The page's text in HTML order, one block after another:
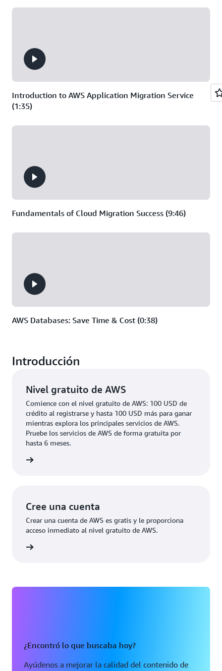
convertir sus
Introduction to AWS Application Migration Service
(1:35)
Fundamentals of Cloud Migration Success (9:46)
AWS Databases: Save Time & Cost (0:38)
Introducción
Nivel gratuito de AWS
Comience con el nivel gratuito de AWS: 100 USD de
crédito al registrarse y hasta 100 USD más para ganar
mientras explora los principales servicios de AWS.
Pruebe los servicios de AWS de forma gratuita por
hasta 6 meses.
Cree una cuenta
Crear una cuenta de AWS es gratis y le proporciona
acceso inmediato al nivel gratuito de AWS.
¿Encontró lo que buscaba hoy?
Ayúdenos a mejorar la calidad del contenido de